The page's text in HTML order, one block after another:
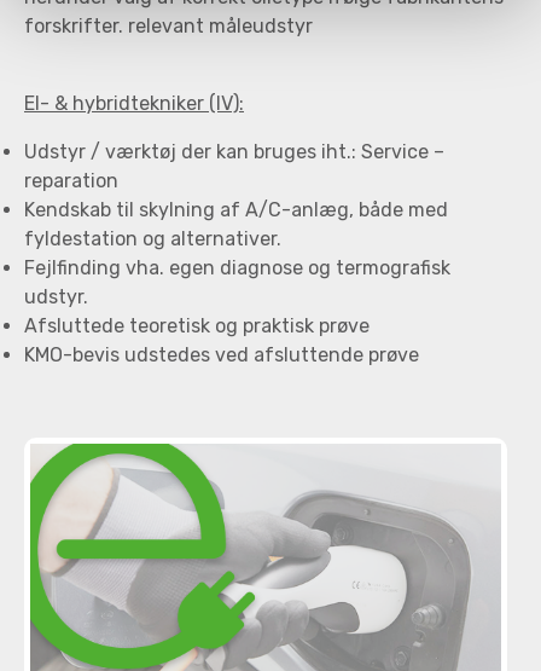
forskrifter. relevant måleudstyr
El- & hybridtekniker (IV):
Udstyr / værktøj der kan bruges iht.: Service –
reparation
Kendskab til skylning af A/C-anlæg, både med
fyldestation og alternativer.
Fejlfinding vha. egen diagnose og termografisk
udstyr.
Afsluttede teoretisk og praktisk prøve
KMO-bevis udstedes ved afsluttende prøve